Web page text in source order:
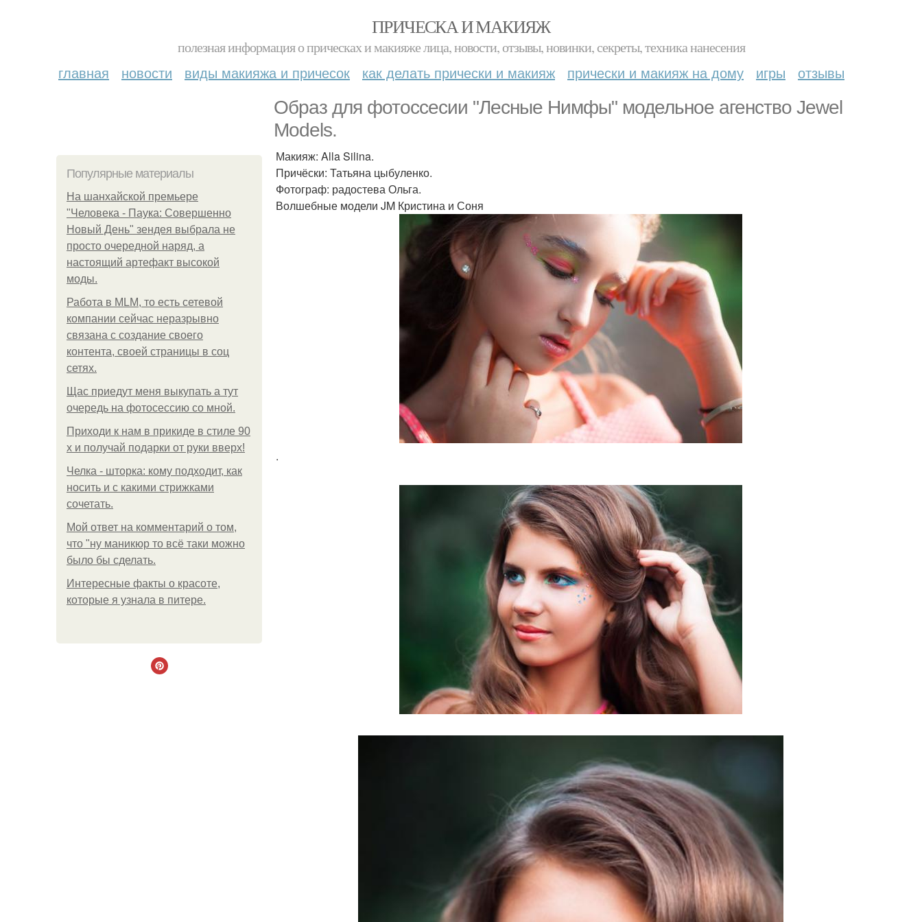
ПРИЧЕСКА И МАКИЯЖ
полезная информация о прическах и макияже лица, новости, отзывы, новинки, секреты, техника нанесения
главная новости виды макияжа и причесок как делать прически и макияж прически и макияж на дому игры отзывы
Образ для фотоссесии "Лесные Нимфы" модельное агенство Jewel
Models.
Популярные материалы
На шанхайской премьере
"Человека - Паука: Совершенно
Новый День" зендея выбрала не
просто очередной наряд, а
настоящий артефакт высокой
моды.
Работа в MLM, то есть сетевой
компании сейчас неразрывно
связана с создание своего
контента, своей страницы в соц
сетях.
Щас приедут меня выкупать а тут
очередь на фотосессию со мной.
Приходи к нам в прикиде в стиле 90
х и получай подарки от руки вверх!
Челка - шторка: кому подходит, как
носить и с какими стрижками
сочетать.
Мой ответ на комментарий о том,
что "ну маникюр то всё таки можно
было бы сделать.
Интересные факты о красоте,
которые я узнала в питере.
Макияж: Alla Silina.
Причёски: Татьяна цыбуленко.
Фотограф: радостева Ольга.
Волшебные модели JM Кристина и Соня
.